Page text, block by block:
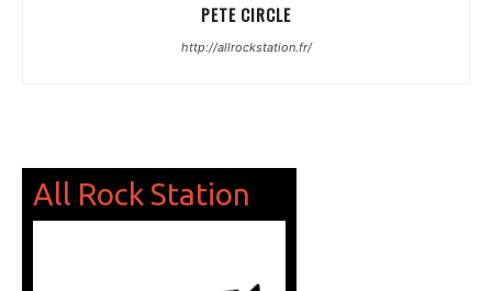
PETE CIRCLE
http://allrockstation.fr/